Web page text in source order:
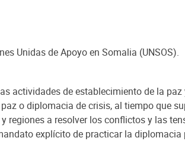
Unidas de Apoyo en Somalia (UNSOS).
actividades de establecimiento de la
o diplomacia de crisis, al tiempo que
regiones a resolver los conflictos y las
explícito de practicar la